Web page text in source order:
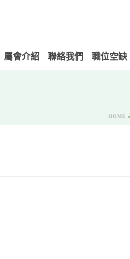
屬會介紹 聯絡我們 職位空缺
HOME »